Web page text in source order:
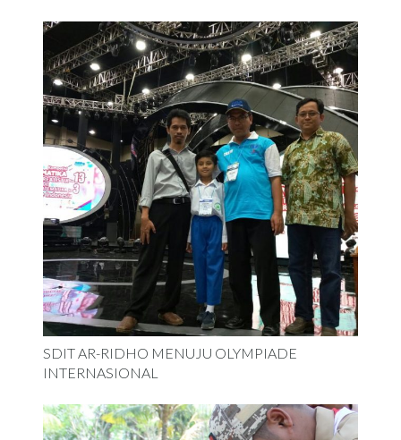
SDIT AR-RIDHO MENUJU OLYMPIADE
INTERNASIONAL